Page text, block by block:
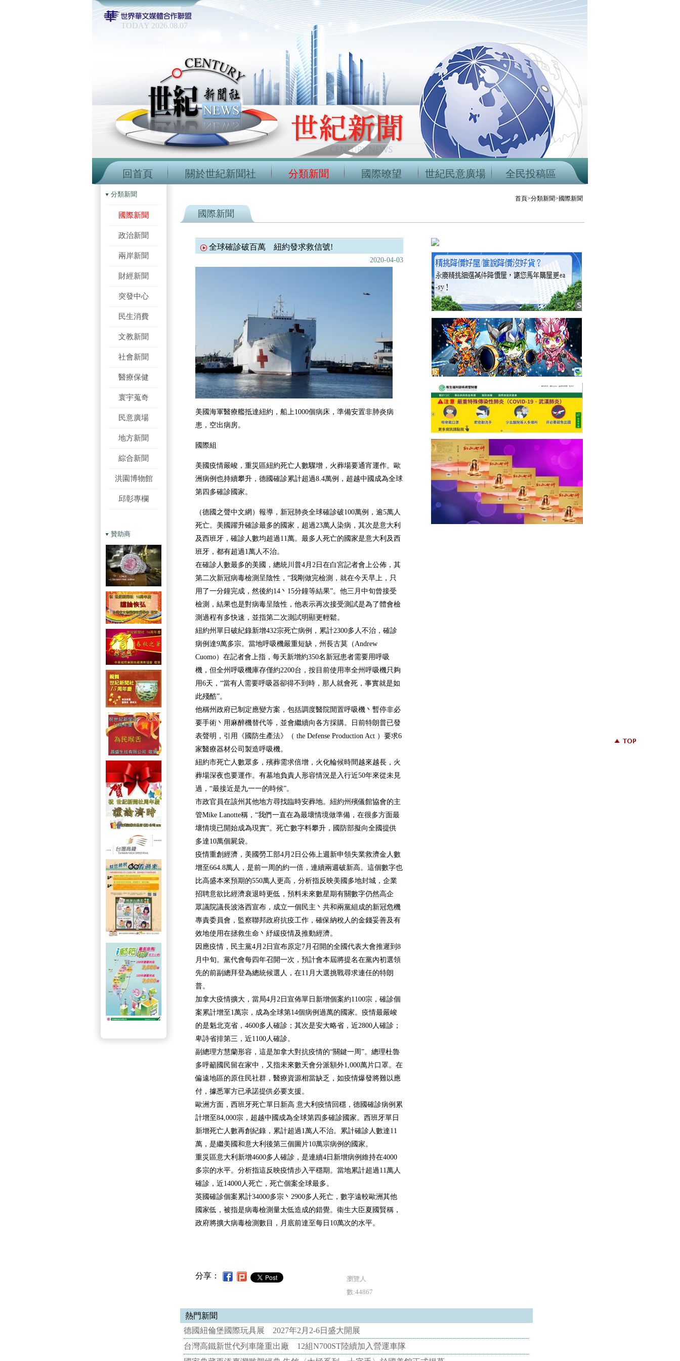
TODAY 2026.08.07
回首頁 關於世紀新聞社 分類新聞 國際暸望 世紀民意廣場 全民投稿區
分類新聞
國際新聞
政治新聞
兩岸新聞
財經新聞
突發中心
民生消費
文教新聞
社會新聞
醫療保健
寰宇蒐奇
民意廣場
地方新聞
綜合新聞
洪園博物館
邱彰專欄
贊助商
首頁>分類新聞>國際新聞
國際新聞
全球確診破百萬 紐約發求救信號!
2020-04-03
美國海軍醫療艦抵達紐約，船上1000個病床，準備安置非肺炎病
患，空出病房。
國際組
美國疫情嚴峻，重災區紐約死亡人數驟增，火葬場要通宵運作。歐
洲病例也持續攀升，德國確診累計超過8.4萬例，超越中國成為全球
第四多確診國家。
（德國之聲中文網）報導，新冠肺炎全球確診破100萬例，逾5萬人
死亡。美國躍升確診最多的國家，超過23萬人染病，其次是意大利
及西班牙，確診人數均超過11萬。最多人死亡的國家是意大利及西
班牙，都有超過1萬人不治。
在確診人數最多的美國，總統川普4月2日在白宮記者會上公佈，其
第二次新冠病毒檢測呈陰性，“我剛做完檢測，就在今天早上，只
用了一分鐘完成，然後約14丶15分鐘等結果”。他三月中旬曾接受
檢測，結果也是對病毒呈陰性，他表示再次接受測試是為了體會檢
測過程有多快速，並指第二次測試明顯更輕鬆。
紐約州單日破紀錄新增432宗死亡病例，累計2300多人不治，確診
病例達9萬多宗。當地呼吸機嚴重短缺，州長古莫（Andrew
Cuomo）在記者會上指，每天新增約350名新冠患者需要用呼吸
機，但全州呼吸機庫存僅約2200台，按目前使用率全州呼吸機只夠
用6天，“當有人需要呼吸器卻得不到時，那人就會死，事實就是如
此殘酷”。
他稱州政府已制定應變方案，包括調度醫院閒置呼吸機丶暫停非必
要手術丶用麻醉機替代等，並會繼續向各方採購。日前特朗普已發
表聲明，引用《國防生產法》（ the Defense Production Act ）要求6
家醫療器材公司製造呼吸機。
紐約市死亡人數眾多，殯葬需求倍增，火化輪候時間越來越長，火
葬場深夜也要運作。有墓地負責人形容情況是入行近50年來從未見
過，“最接近是九一一的時候”。
市政官員在該州其他地方尋找臨時安葬地。紐約州殯儀館協會的主
管Mike Lanotte稱，“我們一直在為最壞情境做準備，在很多方面最
壞情境已開始成為現實”。死亡數字料攀升，國防部擬向全國提供
多達10萬個屍袋。
疫情重創經濟，美國勞工部4月2日公佈上週新申領失業救濟金人數
增至664.8萬人，是前一周的約一倍，連續兩週破新高。這個數字也
比高盛本來預期的550萬人更高，分析指反映美國多地封城，企業
招聘意欲比經濟衰退時更低，預料未來數星期有關數字仍然高企
眾議院議長波洛西宣布，成立一個民主丶共和兩黨組成的新冠危機
專責委員會，監察聯邦政府抗疫工作，確保納稅人的金錢妥善及有
效地使用在拯救生命丶紓緩疫情及推動經濟。
因應疫情，民主黨4月2日宣布原定7月召開的全國代表大會推遲到8
月中旬。黨代會每四年召開一次，預計會本屆將提名在黨內初選領
先的前副總拜登為總統候選人，在11月大選挑戰尋求連任的特朗
普。
加拿大疫情擴大，當局4月2日宣佈單日新增個案約1100宗，確診個
案累計增至1萬宗，成為全球第14個病例過萬的國家。疫情最嚴峻
的是魁北克省，4600多人確診；其次是安大略省，近2800人確診；
卑詩省排第三，近1100人確診。
副總理方慧蘭形容，這是加拿大對抗疫情的“關鍵一周”。總理杜魯
多呼籲國民留在家中，又指未來數天會分派額外1,000萬片口罩。在
偏遠地區的原住民社群，醫療資源相當缺乏，如疫情爆發將難以應
付，據悉軍方已承諾提供必要支援。
歐洲方面， 西班牙死亡單日新高 意大利疫情回穩，德國確診病例累
計增至84,000宗，超越中國成為全球第四多確診國家。西班牙單日
新增死亡人數再創紀錄，累計超過1萬人不治。累計確診人數達11
萬，是繼美國和意大利後第三個圖片10萬宗病例的國家。
重災區意大利新增4600多人確診，是連續4日新增病例維持在4000
多宗的水平。分析指這反映疫情步入平穩期。當地累計超過11萬人
確診，近14000人死亡，死亡個案全球最多。
英國確診個案累計34000多宗丶2900多人死亡，數字遠較歐洲其他
國家低，被指是病毒檢測量太低造成的錯覺。衞生大臣夏國賢稱，
政府將擴大病毒檢測數目，月底前達至每日10萬次的水平。
分享：
瀏覽人
數:44867
熱門新聞
德國紐倫堡國際玩具展 2027年2月2-6日盛大開展
台灣高鐵新世代列車隆重出廠 12組N700ST陸續加入營運車隊